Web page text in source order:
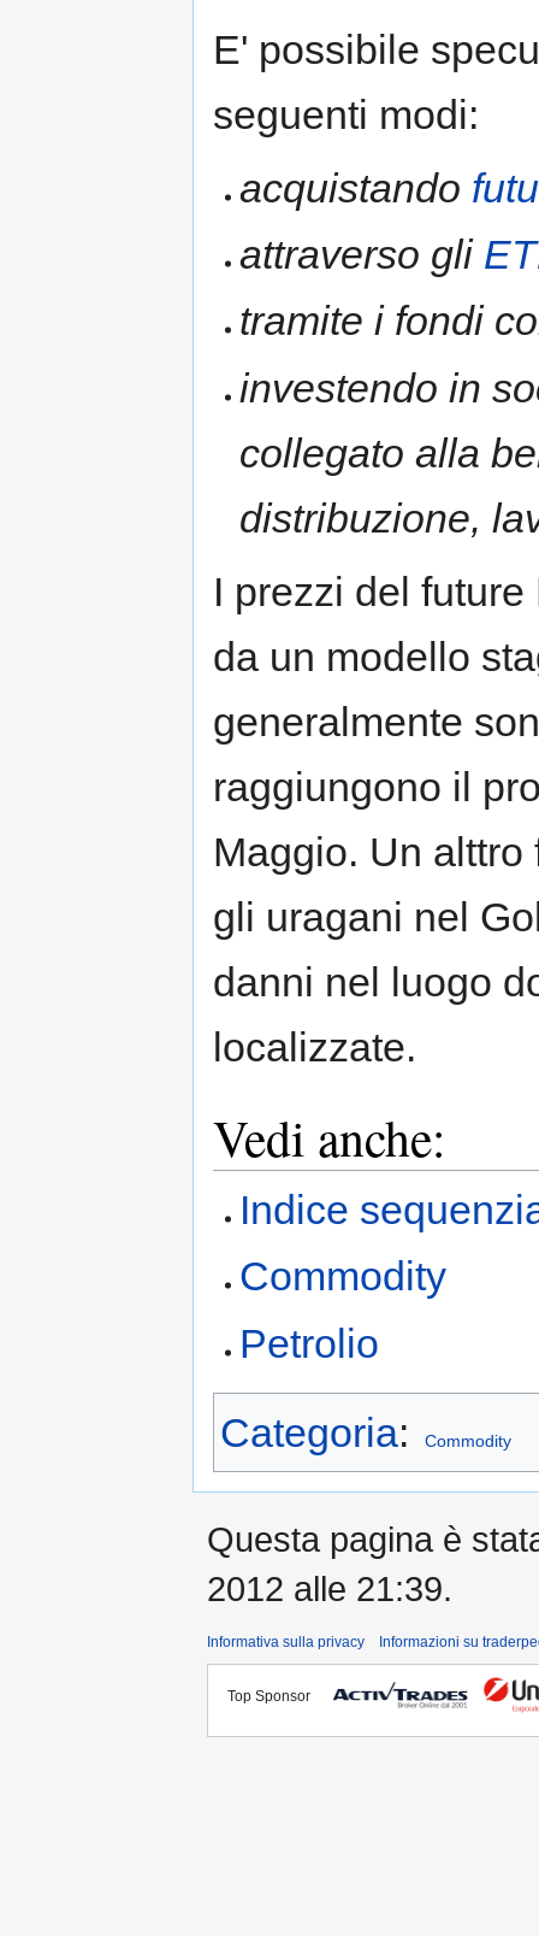
E' possibile
seguenti modi:
acquistando
attraverso gli
tramite i fondi
investendo in
collegato alla
distribuzione,
I prezzi del
da un modello
generalmente
raggiungono il
Maggio. Un
gli uragani nel
danni nel luogo
localizzate.
Vedi anche:
Indice
Commodity
Petrolio
Categoria: Commodity
Questa pagina è
2012 alle 21:39.
Informativa sulla privacy Informazioni su
Top Sponsor